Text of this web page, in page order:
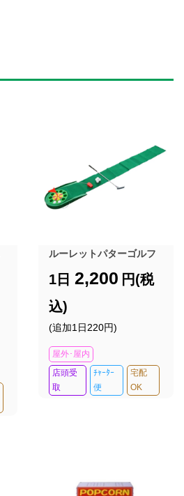
ルーレットパターゴルフ
1日 2,200 円(税
込)
(追加1日220円)
屋外･屋内
店頭受
取
ﾁｬｰﾀｰ
便
宅配
OK